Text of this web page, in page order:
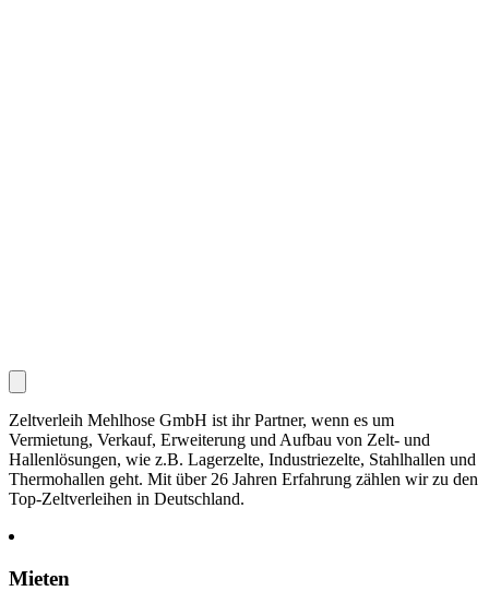
Zeltverleih Mehlhose GmbH ist ihr Partner, wenn es um
Vermietung, Verkauf, Erweiterung und Aufbau von Zelt- und
Hallenlösungen, wie z.B. Lagerzelte, Industriezelte, Stahlhallen und
Thermohallen geht. Mit über 26 Jahren Erfahrung zählen wir zu den
Top-Zeltverleihen in Deutschland.
Mieten